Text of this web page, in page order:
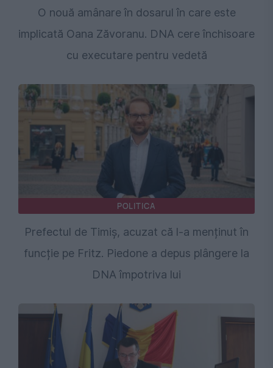
O nouă amânare în dosarul în care este
implicată Oana Zăvoranu. DNA cere închisoare
cu executare pentru vedetă
POLITICA
Prefectul de Timiș, acuzat că l-a menținut în
funcție pe Fritz. Piedone a depus plângere la
DNA împotriva lui